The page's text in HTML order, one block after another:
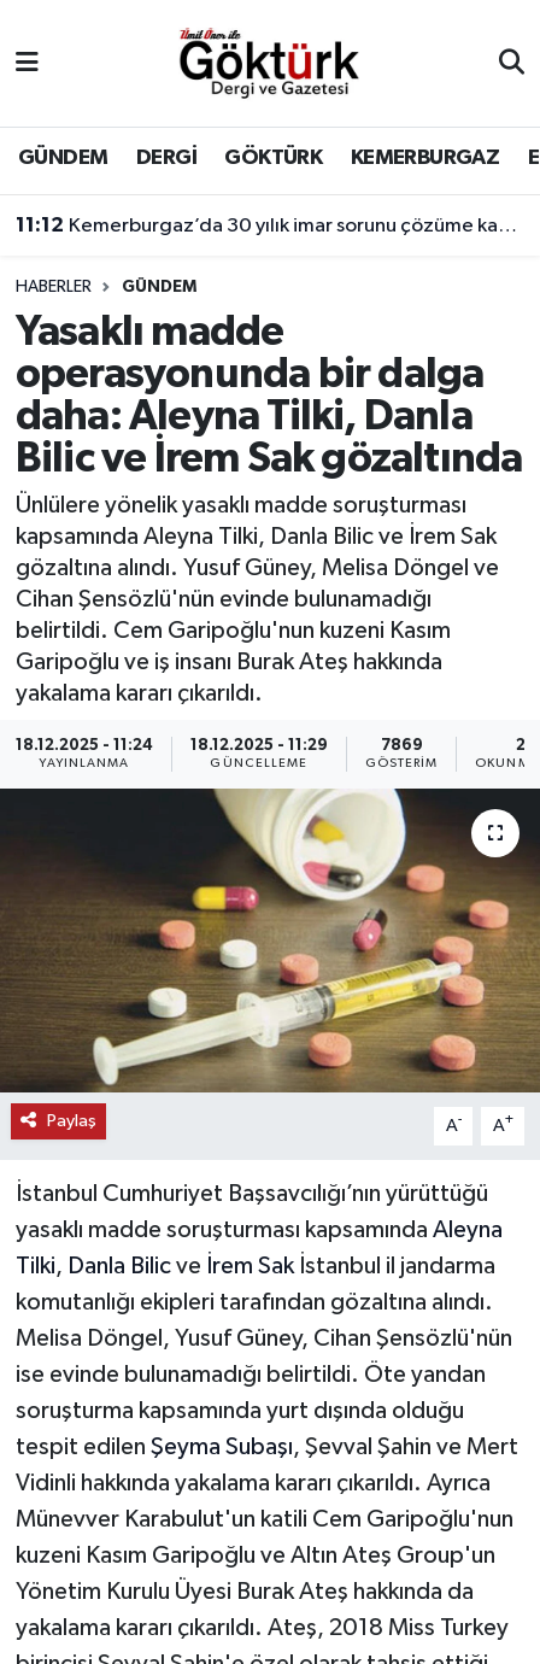
GÜNDEM DERGİ GÖKTÜRK KEMERBURGAZ
11:12 Kemerburgaz’da 30 yılık imar sorunu çözüme kavuşuyor
HABERLER GÜNDEM
Yasaklı madde
operasyonunda bir dalga
daha: Aleyna Tilki, Danla
Bilic ve İrem Sak gözaltında
Ünlülere yönelik yasaklı madde soruşturması
kapsamında Aleyna Tilki, Danla Bilic ve İrem Sak
gözaltına alındı. Yusuf Güney, Melisa Döngel ve
Cihan Şensözlü'nün evinde bulunamadığı
belirtildi. Cem Garipoğlu'nun kuzeni Kasım
Garipoğlu ve iş insanı Burak Ateş hakkında
yakalama kararı çıkarıldı.
18.12.2025 - 11:24
YAYINLANMA
18.12.2025 - 11:29
GÜNCELLEME
7869
GÖSTERIM
2
OKUNMA
Paylaş A- A+
İstanbul Cumhuriyet Başsavcılığı’nın yürüttüğü
yasaklı madde soruşturması kapsamında Aleyna
Tilki, Danla Bilicve İrem Sakİstanbul il jandarma
komutanlığı ekipleri tarafından gözaltına alındı.
Melisa Döngel, Yusuf Güney, Cihan Şensözlü'nün
ise evinde bulunamadığı belirtildi. Öte yandan
soruşturma kapsamında yurt dışında olduğu
tespit edilen Şeyma Subaşı, Şevval Şahin ve Mert
Vidinli hakkında yakalama kararı çıkarıldı. Ayrıca
Münevver Karabulut'un katili Cem Garipoğlu'nun
kuzeni Kasım Garipoğlu ve Altın Ateş Group'un
Yönetim Kurulu Üyesi Burak Ateş hakkında da
yakalama kararı çıkarıldı. Ateş, 2018 Miss Turkey
BİLİM
DERGİ
DÜNYA
EĞİTİM
EKONOMİ
GÖKTÜRK
GÜNDEM
KÜLTÜR - SANAT
MAGAZİN
ÖZEL HABER
TEKNOLOJİ
TİCARET
YAŞAM
Eyüpsultan Hava Durumu
Eyüpsultan Trafik Yoğunluk Haritası
Süper Lig Puan Durumu ve Fikstür
Tüm Manşetler
Son Dakika Haberleri
Haber Arşivi